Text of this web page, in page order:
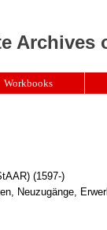
(1597-)
Neuzugänge,
Archives
Workbooks